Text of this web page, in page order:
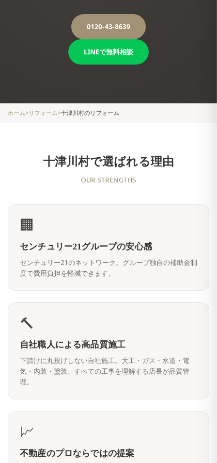
0120-43-8639
LINEで無料相談
ホーム> リフォーム>十津川村のリフォーム
十津川村で選ばれる理由
OUR STRENGTHS
🏢
センチュリー21グループの安心感
センチュリー21のネットワーク。グループ独自の補助金制
度で費用負担を軽減できます。
🔨
自社職人による高品質施工
下請けに丸投げしない自社施工。大工・ガス・水道・電
気・内装・塗装、すべての工事を理解する店長が品質管
理。
📈
不動産のプロならではの提案